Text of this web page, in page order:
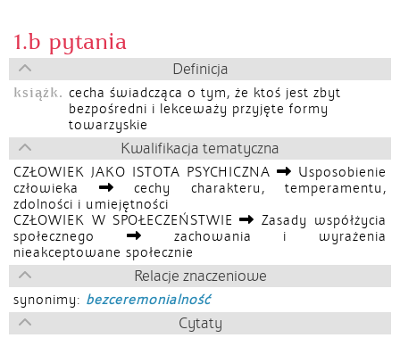
1.b pytania
Definicja
książk. cecha świadcząca o tym, że ktoś jest zbyt
bezpośredni i lekceważy przyjęte formy
towarzyskie
Kwalifikacja tematyczna
CZŁOWIEK JAKO ISTOTA PSYCHICZNA
Usposobienie
człowieka
cechy charakteru, temperamentu,
zdolności i umiejętności
CZŁOWIEK W SPOŁECZEŃSTWIE
Zasady współżycia
społecznego
zachowania i wyrażenia
nieakceptowane społecznie
Relacje znaczeniowe
synonimy: bezceremonialność
Cytaty